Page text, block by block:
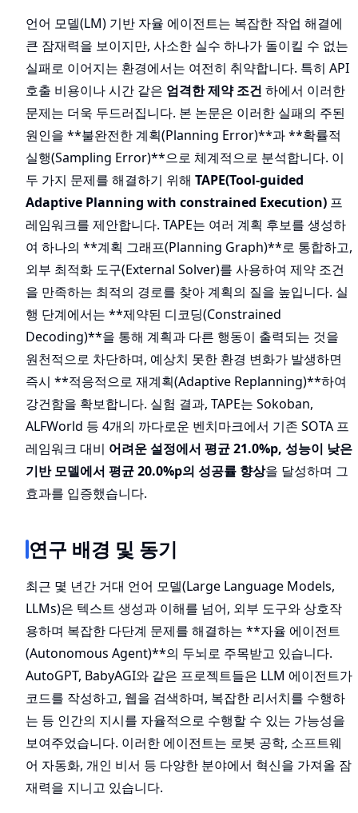
언어 모델(LM) 기반 자율 에이전트는 복잡한 작업 해결에
큰 잠재력을 보이지만, 사소한 실수 하나가 돌이킬 수 없는
실패로 이어지는 환경에서는 여전히 취약합니다. 특히 API
호출 비용이나 시간 같은 엄격한 제약 조건 하에서 이러한
문제는 더욱 두드러집니다. 본 논문은 이러한 실패의 주된
원인을 **불완전한 계획(Planning Error)**과 **확률적
실행(Sampling Error)**으로 체계적으로 분석합니다. 이
두 가지 문제를 해결하기 위해 TAPE(Tool-guided
Adaptive Planning with constrained Execution) 프
레임워크를 제안합니다. TAPE는 여러 계획 후보를 생성하
여 하나의 **계획 그래프(Planning Graph)**로 통합하고,
외부 최적화 도구(External Solver)를 사용하여 제약 조건
을 만족하는 최적의 경로를 찾아 계획의 질을 높입니다. 실
행 단계에서는 **제약된 디코딩(Constrained
Decoding)**을 통해 계획과 다른 행동이 출력되는 것을
원천적으로 차단하며, 예상치 못한 환경 변화가 발생하면
즉시 **적응적으로 재계획(Adaptive Replanning)**하여
강건함을 확보합니다. 실험 결과, TAPE는 Sokoban,
ALFWorld 등 4개의 까다로운 벤치마크에서 기존 SOTA 프
레임워크 대비 어려운 설정에서 평균 21.0%p, 성능이 낮은
기반 모델에서 평균 20.0%p의 성공률 향상을 달성하며 그
효과를 입증했습니다.
연구 배경 및 동기
최근 몇 년간 거대 언어 모델(Large Language Models,
LLMs)은 텍스트 생성과 이해를 넘어, 외부 도구와 상호작
용하며 복잡한 다단계 문제를 해결하는 **자율 에이전트
(Autonomous Agent)**의 두뇌로 주목받고 있습니다.
AutoGPT, BabyAGI와 같은 프로젝트들은 LLM 에이전트가
코드를 작성하고, 웹을 검색하며, 복잡한 리서치를 수행하
는 등 인간의 지시를 자율적으로 수행할 수 있는 가능성을
보여주었습니다. 이러한 에이전트는 로봇 공학, 소프트웨
어 자동화, 개인 비서 등 다양한 분야에서 혁신을 가져올 잠
재력을 지니고 있습니다.